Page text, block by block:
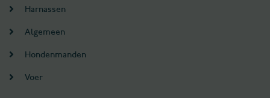
Harnassen
Algemeen
Hondenmanden
Voer